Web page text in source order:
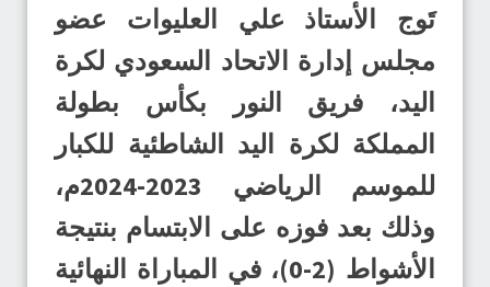
تَوج الأستاذ علي العليوات عضو
مجلس إدارة الاتحاد السعودي لكرة
اليد، فريق النور بكأس بطولة
المملكة لكرة اليد الشاطئية للكبار
للموسم الرياضي 2023-2024م،
وذلك بعد فوزه على الابتسام بنتيجة
الأشواط (2-0)، في المباراة النهائية